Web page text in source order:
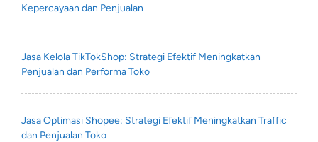
Kepercayaan dan Penjualan
Jasa Kelola TikTokShop: Strategi Efektif Meningkatkan
Penjualan dan Performa Toko
Jasa Optimasi Shopee: Strategi Efektif Meningkatkan Traffic
dan Penjualan Toko